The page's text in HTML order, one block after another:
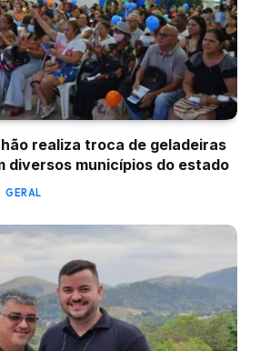
realiza troca de geladeiras
diversos municípios do estado
GERAL